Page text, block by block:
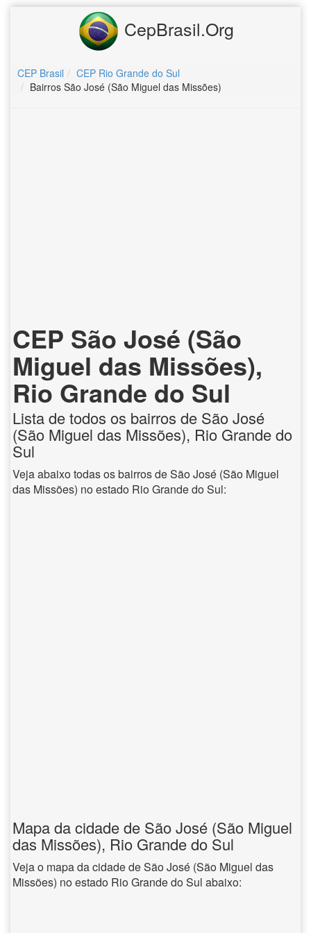
CepBrasil.Org
CEP Brasil
CEP Rio Grande do Sul
Bairros São José (São Miguel das Missões)
CEP São José (São
Miguel das Missões),
Rio Grande do Sul
Lista de todos os bairros de São José
(São Miguel das Missões), Rio Grande do
Sul
Veja abaixo todas os bairros de São José (São Miguel
das Missões) no estado Rio Grande do Sul:
Mapa da cidade de São José (São Miguel
das Missões), Rio Grande do Sul
Veja o mapa da cidade de São José (São Miguel das
Missões) no estado Rio Grande do Sul abaixo: